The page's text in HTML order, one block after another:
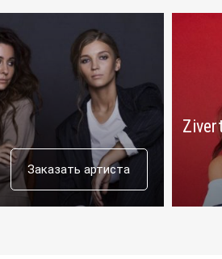
Заказать артиста